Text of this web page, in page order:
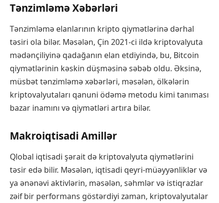
Tənzimləmə Xəbərləri
Tənzimləmə elanlarının kripto qiymətlərinə dərhal
təsiri ola bilər. Məsələn, Çin 2021-ci ildə kriptovalyuta
mədənçiliyinə qadağanın elan etdiyində, bu, Bitcoin
qiymətlərinin kəskin düşməsinə səbəb oldu. Əksinə,
müsbət tənzimləmə xəbərləri, məsələn, ölkələrin
kriptovalyutaları qanuni ödəmə metodu kimi tanıması
bazar inamını və qiymətləri artıra bilər.
Makroiqtisadi Amillər
Qlobal iqtisadi şərait də kriptovalyuta qiymətlərini
təsir edə bilir. Məsələn, iqtisadi qeyri-müəyyənliklər və
ya ənənəvi aktivlərin, məsələn, səhmlər və istiqrazlar
zəif bir performans göstərdiyi zaman, kriptovalyutalar